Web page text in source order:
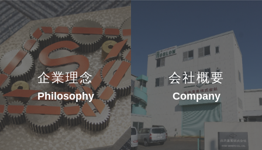
企業理念
Philosophy
会社概要
Company